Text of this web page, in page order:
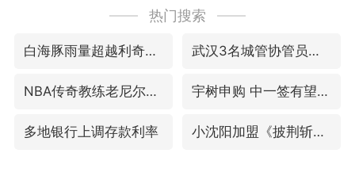
热门搜索
白海豚雨量超越利奇马、巴威 武汉3名城管协管员殴打摊主被刑拘
NBA传奇教练老尼尔森去世 宇树申购 中一签有望赚20万元
多地银行上调存款利率 小沈阳加盟《披荆斩棘》